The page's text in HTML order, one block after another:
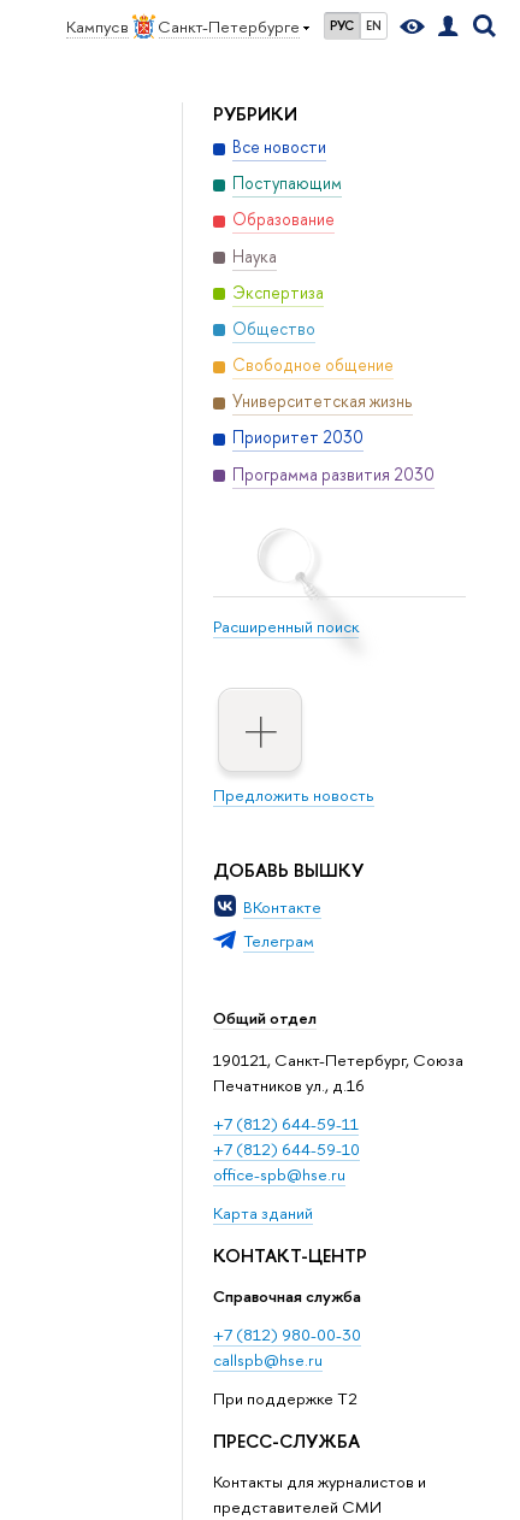
Кампус в Санкт-Петербурге РУС EN
РУБРИКИ
Все новости
Поступающим
Образование
Наука
Экспертиза
Общество
Свободное общение
Университетская жизнь
Приоритет 2030
Программа развития 2030
Расширенный поиск
Предложить новость
ДОБАВЬ ВЫШКУ
ВКонтакте
Телеграм
Общий отдел
190121, Санкт-Петербург, Союза
Печатников ул., д.16
+7 (812) 644-59-11
+7 (812) 644-59-10
office-spb@hse.ru
Карта зданий
КОНТАКТ-ЦЕНТР
Справочная служба
+7 (812) 980-00-30
callspb@hse.ru
При поддержке T2
ПРЕСС-СЛУЖБА
Контакты для журналистов и
представителей СМИ